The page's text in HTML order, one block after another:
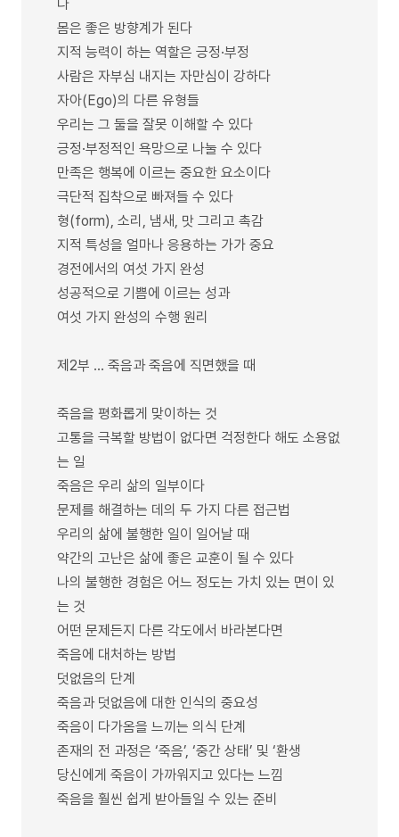
다
몸은 좋은 방향계가 된다
지적 능력이 하는 역할은 긍정·부정
사람은 자부심 내지는 자만심이 강하다
자아(Ego)의 다른 유형들
우리는 그 둘을 잘못 이해할 수 있다
긍정·부정적인 욕망으로 나눌 수 있다
만족은 행복에 이르는 중요한 요소이다
극단적 집착으로 빠져들 수 있다
형(form), 소리, 냄새, 맛 그리고 촉감
지적 특성을 얼마나 응용하는 가가 중요
경전에서의 여섯 가지 완성
성공적으로 기쁨에 이르는 성과
여섯 가지 완성의 수행 원리
제2부 … 죽음과 죽음에 직면했을 때
죽음을 평화롭게 맞이하는 것
고통을 극복할 방법이 없다면 걱정한다 해도 소용없
는 일
죽음은 우리 삶의 일부이다
문제를 해결하는 데의 두 가지 다른 접근법
우리의 삶에 불행한 일이 일어날 때
약간의 고난은 삶에 좋은 교훈이 될 수 있다
나의 불행한 경험은 어느 정도는 가치 있는 면이 있
는 것
어떤 문제든지 다른 각도에서 바라본다면
죽음에 대처하는 방법
덧없음의 단계
죽음과 덧없음에 대한 인식의 중요성
죽음이 다가옴을 느끼는 의식 단계
존재의 전 과정은 ‘죽음’, ‘중간 상태’ 및 ‘환생
당신에게 죽음이 가까워지고 있다는 느낌
죽음을 훨씬 쉽게 받아들일 수 있는 준비